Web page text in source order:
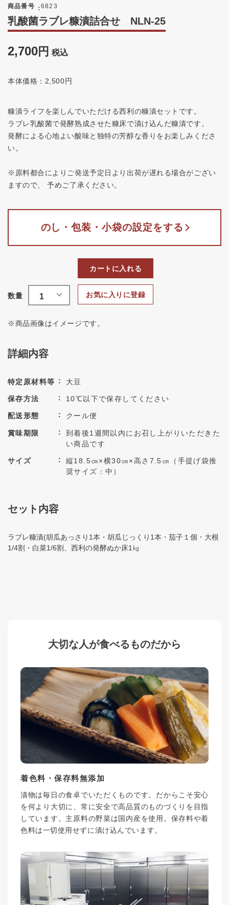
商品番号 6823
乳酸菌ラブレ糠漬詰合せ NLN‐25
2,700 税込
本体価格：2,500円
糠漬ライフを楽しんでいただける西利の糠漬セットです。
ラブレ乳酸菌で発酵熟成させた糠床で漬け込んだ糠漬です。
発酵による心地よい酸味と独特の芳醇な香りをお楽しみくださ
い。
※原料都合によりご発送予定日より出荷が遅れる場合がござい
ますので、 予めご了承ください。
のし・包装・小袋の設定をする
お気に入りに登録
カートに入れる
※商品画像はイメージです。
詳細内容
特定原材料等 大豆
保存方法 10℃以下で保存してください
配送形態 クール便
賞味期限
到着後1週間以内にお召し上がりいただきた
い商品です
サイズ
縦18.5㎝×横30㎝×高さ7.5㎝（手提げ袋推
奨サイズ：中）
セット内容
ラブレ糠漬(胡瓜あっさり1本・胡瓜じっくり1本・茄子１個・大根
1/4割・白菜1/6割、西利の発酵ぬか床1㎏
大切な人が食べるものだから
着色料・保存料無添加
漬物は毎日の食卓でいただくものです。だからこそ安心
を何より大切に、常に安全で高品質のものづくりを目指
しています。主原料の野菜は国内産を使用。保存料や着
色料は一切使用せずに漬け込んでいます。